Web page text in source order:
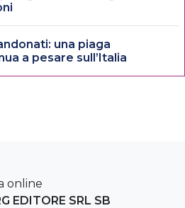
una piaga
a pesare sull’Italia
online
EDITORE SRL SB